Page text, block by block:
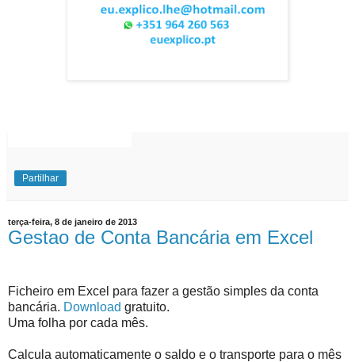
Partilhar
terça-feira, 8 de janeiro de 2013
Gestao de Conta Bancária em Excel
Ficheiro em Excel para fazer a gestão simples da conta
bancária. Download gratuito.
Uma folha por cada mês.
Calcula automaticamente o saldo e o transporte para o mês